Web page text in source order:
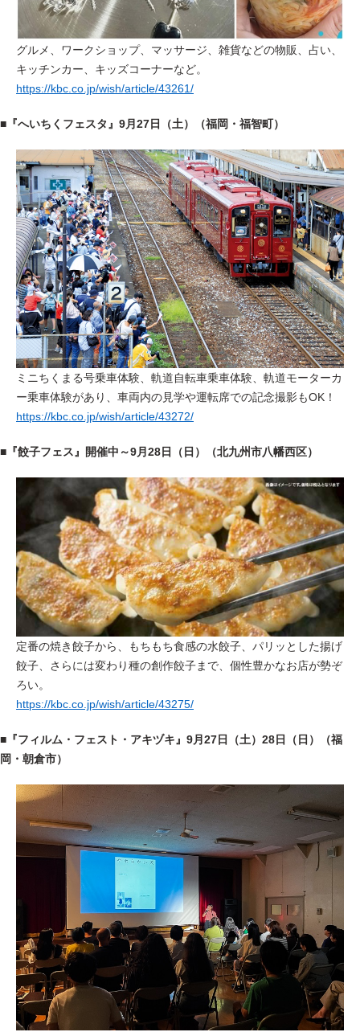
グルメ、ワークショップ、マッサージ、雑貨などの物販、占い、
キッチンカー、キッズコーナーなど。
https://kbc.co.jp/wish/article/43261/
■『へいちくフェスタ』9月27日（土）（福岡・福智町）
ミニちくまる号乗車体験、軌道自転車乗車体験、軌道モーターカ
ー乗車体験があり、車両内の見学や運転席での記念撮影もOK！
https://kbc.co.jp/wish/article/43272/
■『餃子フェス』開催中～9月28日（日）（北九州市八幡西区）
定番の焼き餃子から、もちもち食感の水餃子、パリッとした揚げ
餃子、さらには変わり種の創作餃子まで、個性豊かなお店が勢ぞ
ろい。
https://kbc.co.jp/wish/article/43275/
■ 『フィルム・フェスト・アキヅキ』 9月27日（土）28日（日）（福
岡・朝倉市）